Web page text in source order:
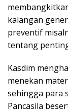
kalangan
preventif
tentang
Kasdim
menekan
sehingga para
Pancasila